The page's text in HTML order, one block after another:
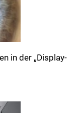
in der „Display-